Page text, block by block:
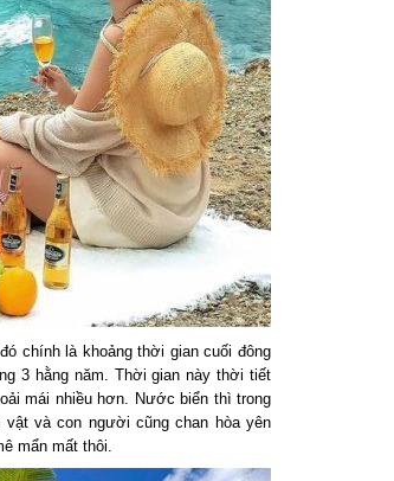
chính là khoảng thời gian cuối đông
3 hằng năm. Thời gian này thời tiết
mái nhiều hơn. Nước biển thì trong
và con người cũng chan hòa yên
mẩn mất thôi.